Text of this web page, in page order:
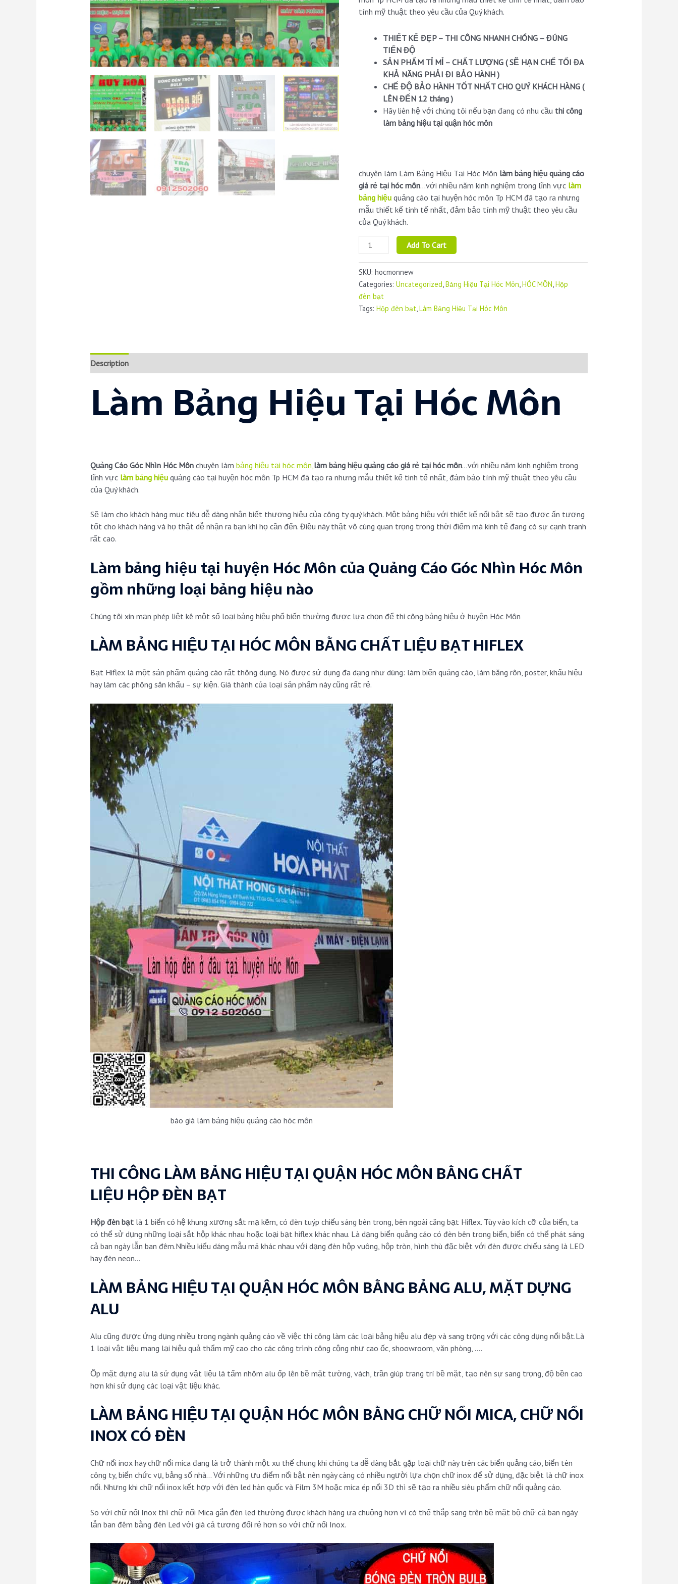
tính mỹ thuật theo yêu cầu của Quý khách.
THIẾT KẾ ĐẸP – THI CÔNG NHANH CHÓNG – ĐÚNG
TIẾN ĐỘ
SẢN PHẨM TỈ MỈ – CHẤT LƯỢNG ( SẼ HẠN CHẾ TỐI ĐA
KHẢ NĂNG PHẢI ĐI BẢO HÀNH )
CHẾ ĐỘ BẢO HÀNH TỐT NHẤT CHO QUÝ KHÁCH HÀNG (
LÊN ĐẾN 12 tháng )
Hãy liên hệ với chúng tôi nếu bạn đang có nhu cầu thi công
làm bảng hiệu tại quận hóc môn
chuyên làm Làm Bảng Hiệu Tại Hóc Môn làm bảng hiệu quảng cáo
giá rẻ tại hóc môn…với nhiều năm kinh nghiệm trong lĩnh vực làm
bảng hiệu quảng cáo tại huyện hóc môn Tp HCM đã tạo ra nhưng
mẫu thiết kế tinh tế nhất, đảm bảo tính mỹ thuật theo yêu cầu
của Quý khách.
Làm
Bảng
Hiệu
Tại
Hóc
Môn
quantity
Add To Cart
SKU:hocmonnew
Categories:Uncategorized,Bảng Hiệu Tại Hóc Môn,HÓC MÔN,Hộp
đèn bạt
Tags:Hộp đèn bạt,Làm Bảng Hiệu Tại Hóc Môn
Description
Làm Bảng Hiệu Tại Hóc Môn
Quảng Cáo Góc Nhìn Hóc Mônchuyên làm bảng hiệu tại hóc môn, làm bảng hiệu quảng cáo giá rẻ tại hóc môn…với nhiều năm kinh nghiệm trong
lĩnh vực làm bảng hiệu quảng cáo tại huyện hóc môn Tp HCM đã tạo ra nhưng mẫu thiết kế tinh tế nhất, đảm bảo tính mỹ thuật theo yêu cầu
của Quý khách.
Sẽ làm cho khách hàng mục tiêu dễ dàng nhận biết thương hiệu của công ty quý khách. Một bảng hiệu với thiết kế nổi bật sẽ tạo được ấn tượng
tốt cho khách hàng và họ thật dễ nhận ra bạn khi họ cần đến. Điều này thật vô cùng quan trọng trong thời điểm mà kinh tế đang có sự cạnh tranh
rất cao.
Làm bảng hiệu tại huyện Hóc Môn của Quảng Cáo Góc Nhìn Hóc Môn
gồm những loại bảng hiệu nào
Chúng tôi xin mạn phép liệt kê một số loại bảng hiệu phổ biến thường được lựa chọn để thi công bảng hiệu ở huyện Hóc Môn
LÀM BẢNG HIỆU TẠI HÓC MÔN BẰNG CHẤT LIỆU BẠT HIFLEX
Bạt Hiflex là một sản phẩm quảng cáo rất thông dụng. Nó được sử dụng đa dạng như dùng: làm biển quảng cáo, làm băng rôn, poster, khẩu hiệu
hay làm các phông sân khấu – sự kiện. Giá thành của loại sản phẩm này cũng rất rẻ.
báo giá làm bảng hiệu quảng cáo hóc môn
THI CÔNG LÀM BẢNG HIỆU TẠI QUẬN HÓC MÔN BẰNG CHẤT
LIỆU HỘP ĐÈN BẠT
Hộp đèn bạtlà 1 biển có hệ khung xương sắt mạ kẽm, có đèn tuýp chiếu sáng bên trong, bên ngoài căng bạt Hiflex. Tùy vào kích cỡ của biển, ta
có thể sử dụng những loại sắt hộp khác nhau hoặc loại bạt hiflex khác nhau. Là dạng biển quảng cáo có đèn bên trong biển, biển có thể phát sáng
cả ban ngày lẫn ban đêm.Nhiều kiểu dáng mẫu mã khác nhau với dạng đèn hộp vuông, hộp tròn, hình thù đặc biệt với đèn được chiếu sáng là LED
hay đèn neon…
LÀM BẢNG HIỆU TẠI QUẬN HÓC MÔN BẰNG BẢNG ALU, MẶT DỰNG
ALU
Alu cũng được ứng dụng nhiều trong ngành quảng cáo về việc thi công làm các loại bảng hiệu alu đẹp và sang trọng với các công dụng nổi bật.Là
1 loại vật liệu mang lại hiệu quả thẩm mỹ cao cho các công trình công cộng như cao ốc, shoowroom, văn phòng, ….
Ốp mặt dựng alu là sử dụng vật liệu là tấm nhôm alu ốp lên bề mặt tường, vách, trần giúp trang trí bề mặt, tạo nên sự sang trọng, độ bền cao
hơn khi sử dụng các loại vật liệu khác.
LÀM BẢNG HIỆU TẠI QUẬN HÓC MÔN BẰNGCHỮ NỔI MICA, CHỮ NỔI
INOX CÓ ĐÈN
Chữ nổi inox hay chữ nổi mica đang là trở thành một xu thế chung khi chúng ta dễ dàng bắt gặp loại chữ này trên các biển quảng cáo, biển tên
công ty, biển chức vụ, bảng số nhà… Với những ưu điểm nổi bật nên ngày càng có nhiều người lựa chọn chữ inox để sử dụng, đặc biệt là chữ inox
nổi. Nhưng khi chữ nổi inox kết hợp với đèn led hàn quốc và Film 3M hoặc mica ép nổi 3D thì sẽ tạo ra nhiều siêu phẩm chữ nổi quảng cáo.
So với chữ nổi Inox thì chữ nổi Mica gắn đèn led thường được khách hàng ưa chuộng hơn vì có thể thắp sang trên bề mặt bộ chữ cả ban ngày
lẫn ban đêm bằng đèn Led với giá cả tương đối rẻ hơn so với chữ nổi Inox.